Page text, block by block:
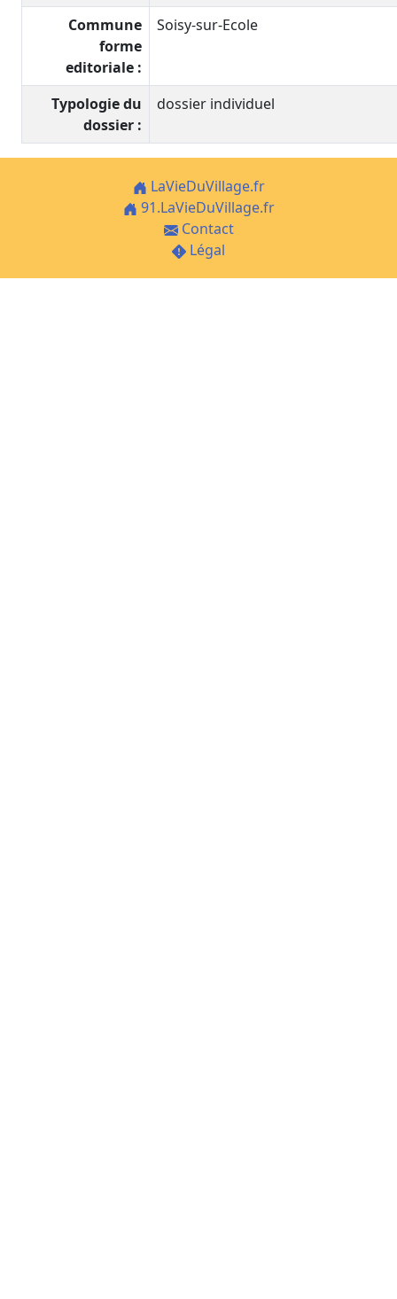
Commune
forme
editoriale :
Soisy-sur-Ecole
Typologie du
dossier :
dossier individuel
LaVieDuVillage.fr
91.LaVieDuVillage.fr
Contact
Légal